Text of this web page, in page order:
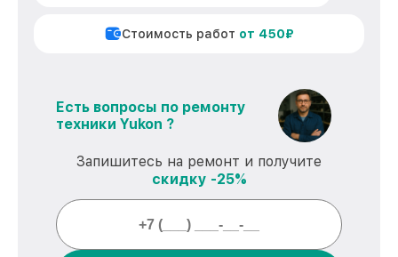
Стоимость работ от 450₽
Есть вопросы по ремонту
техники Yukon ?
Запишитесь на ремонт и получите
скидку -25%